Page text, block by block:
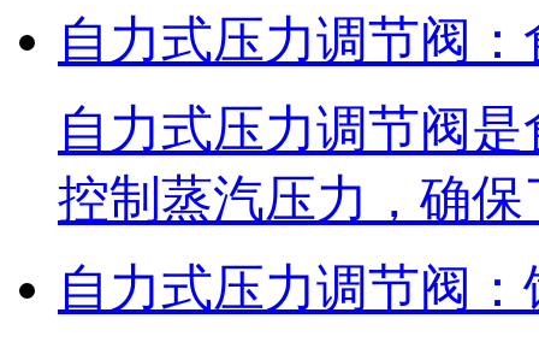
自力式压力调节阀
自力式压力调节阀
控制蒸汽压力，确
自力式压力调节阀